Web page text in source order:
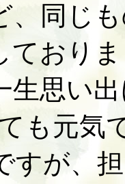
、同じ
ており
生思い
も元気
すが、